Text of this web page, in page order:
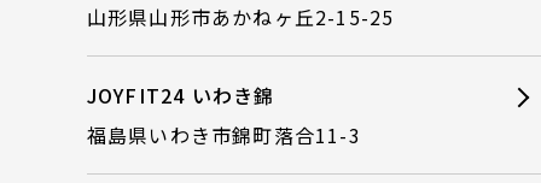
山形県山形市あかねヶ丘2-15-25
JOYFIT24 いわき錦
福島県いわき市錦町落合11-3